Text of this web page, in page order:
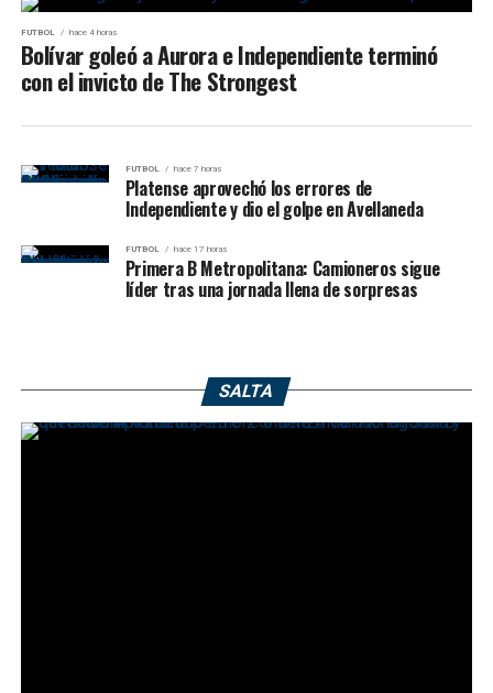
FUTBOL hace 4 horas
Bolívar goleó a Aurora e Independiente terminó
con el invicto de The Strongest
FUTBOL hace 7 horas
Platense aprovechó los errores de
Independiente y dio el golpe en Avellaneda
FUTBOL hace 17 horas
Primera B Metropolitana: Camioneros sigue
líder tras una jornada llena de sorpresas
SALTA